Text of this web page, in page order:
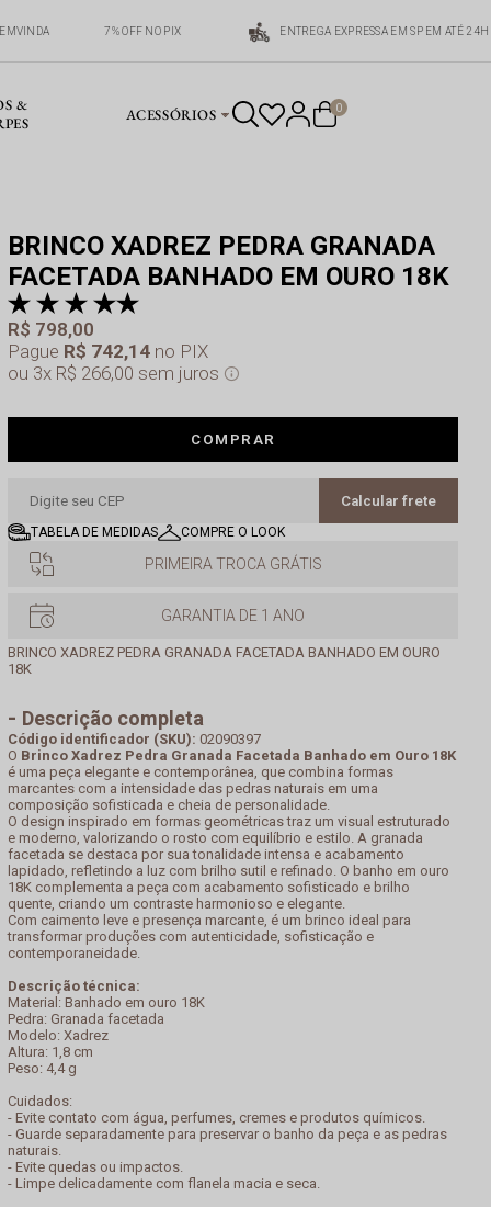
7% OFF NO PIX ENTREGA EXPRESSA EM SP EM ATÉ 24H
&
ACESSÓRIOS 0
BRINCO XADREZ PEDRA GRANADA
FACETADA BANHADO EM OURO 18K
Pague R$ 742,14 no PIX
R$ 798,00
3x R$ 266,00 sem juros
COMPRAR
Calcular frete
TABELA DE MEDIDAS COMPRE O LOOK
PRIMEIRA TROCA GRÁTIS
GARANTIA DE 1 ANO
BRINCO XADREZ PEDRA GRANADA FACETADA BANHADO EM OURO
18K
Descrição completa
Código identificador (SKU): 02090397
O Brinco Xadrez Pedra Granada Facetada Banhado em Ouro 18K
é uma peça elegante e contemporânea, que combina formas
marcantes com a intensidade das pedras naturais em uma
composição sofisticada e cheia de personalidade.
O design inspirado em formas geométricas traz um visual estruturado
e moderno, valorizando o rosto com equilíbrio e estilo. A granada
facetada se destaca por sua tonalidade intensa e acabamento
lapidado, refletindo a luz com brilho sutil e refinado. O banho em ouro
18K complementa a peça com acabamento sofisticado e brilho
quente, criando um contraste harmonioso e elegante.
Com caimento leve e presença marcante, é um brinco ideal para
transformar produções com autenticidade, sofisticação e
contemporaneidade.
Descrição técnica:
Material: Banhado em ouro 18K
Pedra: Granada facetada
Modelo: Xadrez
Altura: 1,8 cm
Peso: 4,4 g
Cuidados:
- Evite contato com água, perfumes, cremes e produtos químicos.
- Guarde separadamente para preservar o banho da peça e as pedras
naturais.
- Evite quedas ou impactos.
- Limpe delicadamente com flanela macia e seca.